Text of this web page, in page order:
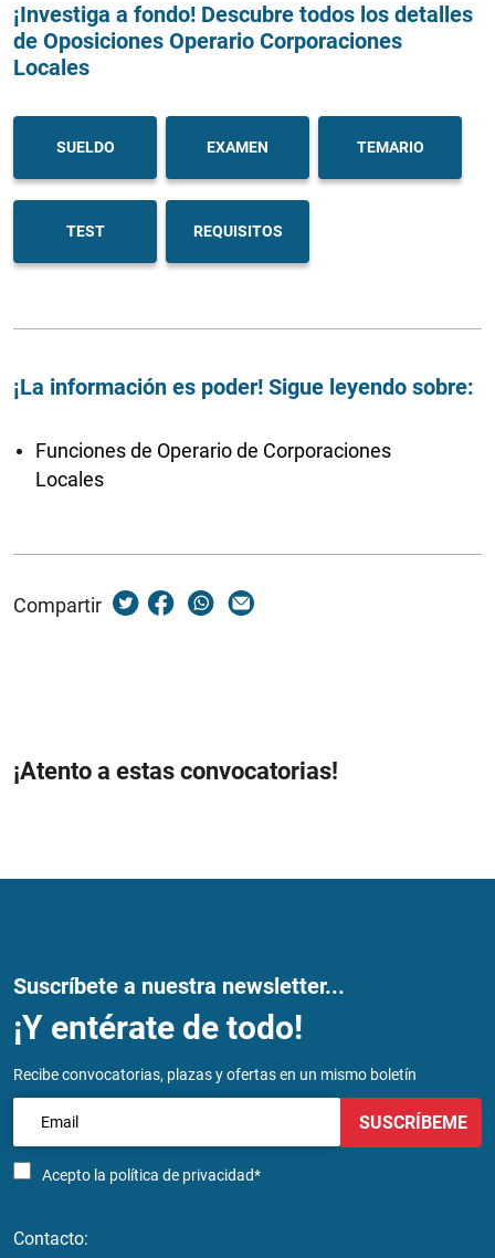
¡Investiga a fondo! Descubre todos los detalles
de Oposiciones Operario Corporaciones
Locales
SUELDO EXAMEN TEMARIO
TEST REQUISITOS
¡La información es poder! Sigue leyendo sobre:
Funciones de Operario de Corporaciones
Locales
Compartir
¡Atento a estas convocatorias!
Suscríbete a nuestra newsletter...
¡Y entérate de todo!
Recibe convocatorias, plazas y ofertas en un mismo boletín
Acepto la política de privacidad*
SUSCRÍBEME
Contacto: